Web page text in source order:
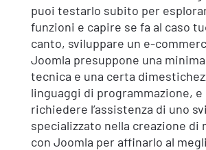
puoi testarlo subito per
funzioni e capire se fa al caso
canto, sviluppare un e-
Joomla presuppone una
tecnica e una certa
linguaggi di programmazione,
richiedere l’assistenza di uno
specializzato nella creazione di
con Joomla per affinarlo al